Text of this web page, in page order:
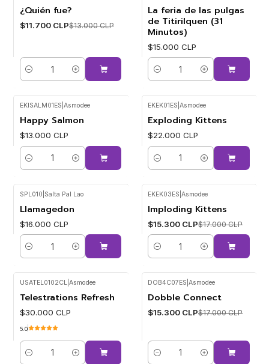
-10%
¿Quién fue?
$11.700 CLP$13.000 CLP
Cantidad
La feria de las pulgas
de Titirilquen (31
Minutos)
$15.000 CLP
Cantidad
EKISALM01ES Asmodee
Happy Salmon
$13.000 CLP
Cantidad
EKEK01ES Asmodee
Exploding Kittens
$22.000 CLP
Cantidad
SPL010 Salta Pal Lao
Llamagedon
$16.000 CLP
Cantidad
-10%
EKEK03ES Asmodee
Imploding Kittens
$15.300 CLP$17.000 CLP
Cantidad
USATEL0102CL| Asmodee
Telestrations Refresh
$30.000 CLP
5.0
Cantidad
-10%
DOB4C07ES Asmodee
Dobble Connect
$15.300 CLP$17.000 CLP
Cantidad